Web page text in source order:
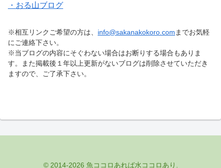
・おる山ブログ
※相互リンクご希望の方は、 info@sakanakokoro.com までお気軽
にご連絡下さい。
※当ブログの内容にそぐわない場合はお断りする場合もありま
す。また掲載後１年以上更新がないブログは削除させていただき
ますので、ご了承下さい。
© 2014-2026 魚ココロあれば水ココロあり.